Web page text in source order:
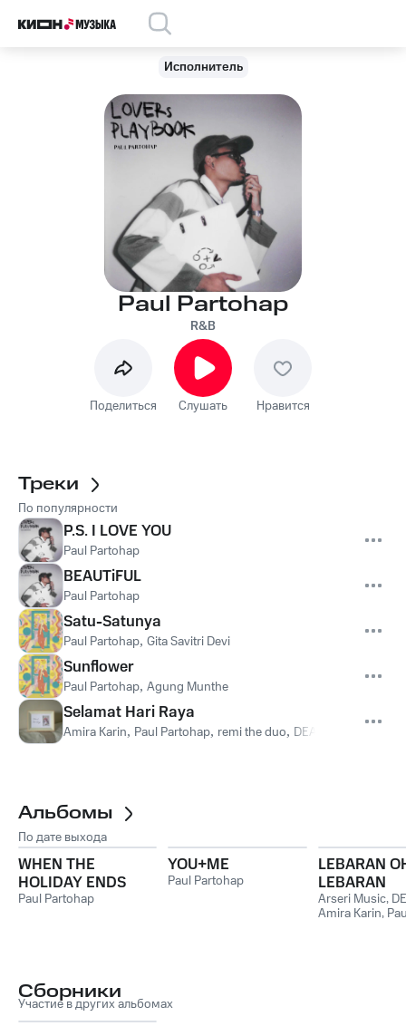
Исполнитель
Paul Partohap
R&B
Поделиться Слушать Нравится
Треки
По популярности
P.S. I LOVE YOU
Paul Partohap
BEAUTiFUL
Paul Partohap
Satu-Satunya
Paul Partohap, Gita Savitri Devi
Sunflower
Paul Partohap, Agung Munthe
Selamat Hari Raya
Amira Karin, Paul Partohap, remi the duo, DEABDIL
Альбомы
По дате выхода
WHEN THE
HOLIDAY ENDS
Paul Partohap
YOU+ME
Paul Partohap
LEBARAN
LEBARAN
Arseri Music,
Amira Karin,
Сборники
Участие в других альбомах